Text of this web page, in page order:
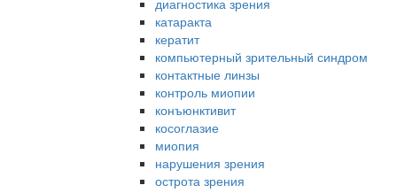
диагностика зрения
катаракта
кератит
компьютерный зрительный синдром
контактные линзы
контроль миопии
конъюнктивит
косоглазие
миопия
нарушения зрения
острота зрения